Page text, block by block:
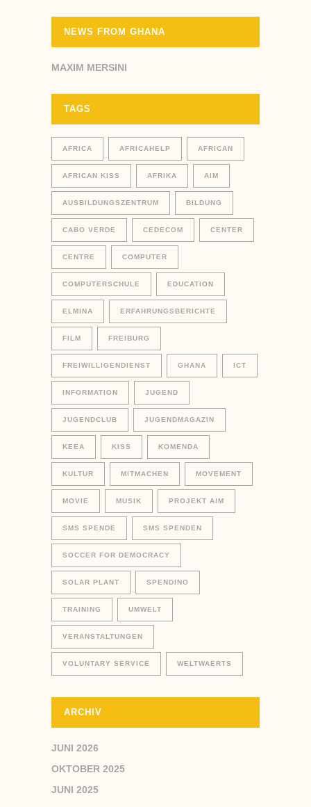
NEWS FROM GHANA
MAXIM MERSINI
TAGS
AFRICA AFRICAHELP AFRICAN
AFRICAN KISS AFRIKA AIM
AUSBILDUNGSZENTRUM BILDUNG
CABO VERDE CEDECOM CENTER
CENTRE COMPUTER
COMPUTERSCHULE EDUCATION
ELMINA ERFAHRUNGSBERICHTE
FILM FREIBURG
FREIWILLIGENDIENST GHANA ICT
INFORMATION JUGEND
JUGENDCLUB JUGENDMAGAZIN
KEEA KISS KOMENDA
KULTUR MITMACHEN MOVEMENT
MOVIE MUSIK PROJEKT AIM
SMS SPENDE SMS SPENDEN
SOCCER FOR DEMOCRACY
SOLAR PLANT SPENDINO
TRAINING UMWELT
VERANSTALTUNGEN
VOLUNTARY SERVICE WELTWAERTS
ARCHIV
JUNI 2026
OKTOBER 2025
JUNI 2025